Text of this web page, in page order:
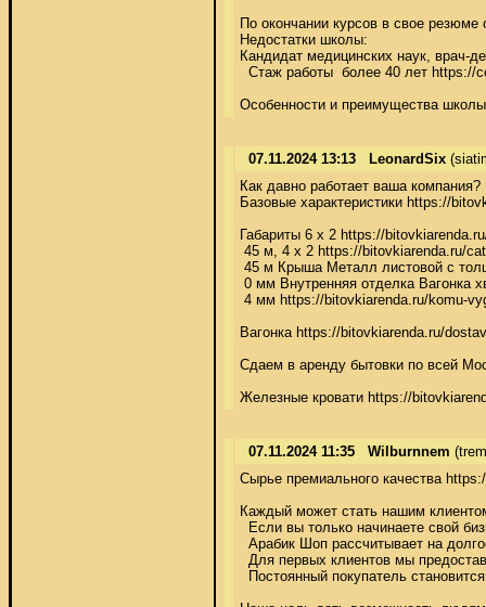
По окончании курсов в свое
Недостатки школы:
Кандидат медицинских наук, врач-
Стаж работы  более 40 лет
Особенности и преимущества
07.11.2024 13:13 LeonardSix
Как давно работает ваша компания?
Базовые характеристики https://
Габариты 6 х 2 https://
45 м, 4 х 2 https://bitovkiarenda.ru/
45 м Крыша Металл листовой с
0 мм Внутренняя отделка Вагонка
4 мм https://bitovkiarenda.ru/komu-
Вагонка https://bitovkiarenda.ru/
Сдаем в аренду бытовки по всей
Железные кровати https://
07.11.2024 11:35 Wilburnnem
Сырье премиального качества
Каждый может стать нашим
Если вы только начинаете свой
Арабик Шоп рассчитывает на
Для первых клиентов мы
Постоянный покупатель становится